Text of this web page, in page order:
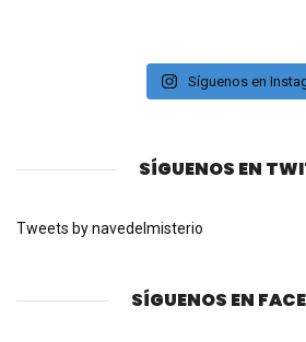
Síguenos en
SÍGUENOS EN
Tweets by navedelmisterio
SÍGUENOS EN